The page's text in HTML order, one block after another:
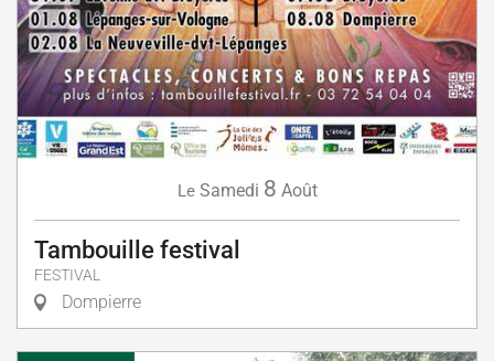
Le Samedi 8 Août
Tambouille festival
FESTIVAL
Dompierre